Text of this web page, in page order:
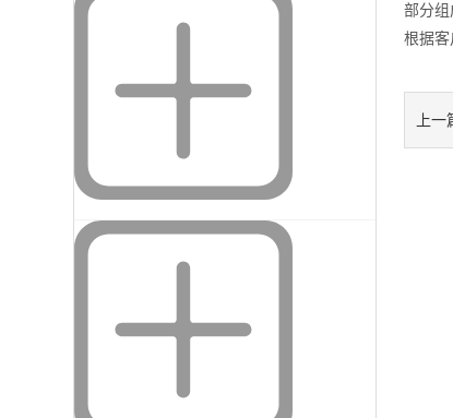
部分
根据客
上一